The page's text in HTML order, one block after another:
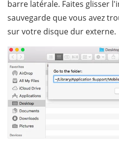
barre latérale. Faites glisser
sauvegarde que vous avez
sur votre disque dur externe.